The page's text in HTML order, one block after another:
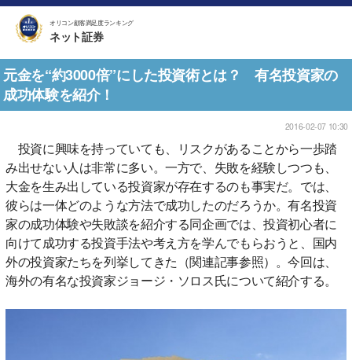
オリコン顧客満足度ランキング
ネット証券
元金を“約3000倍”にした投資術とは？ 有名投資家の
成功体験を紹介！
2016-02-07 10:30
投資に興味を持っていても、リスクがあることから一歩踏
み出せない人は非常に多い。一方で、失敗を経験しつつも、
大金を生み出している投資家が存在するのも事実だ。では、
彼らは一体どのような方法で成功したのだろうか。有名投資
家の成功体験や失敗談を紹介する同企画では、投資初心者に
向けて成功する投資手法や考え方を学んでもらおうと、国内
外の投資家たちを列挙してきた（関連記事参照）。今回は、
海外の有名な投資家ジョージ・ソロス氏について紹介する。